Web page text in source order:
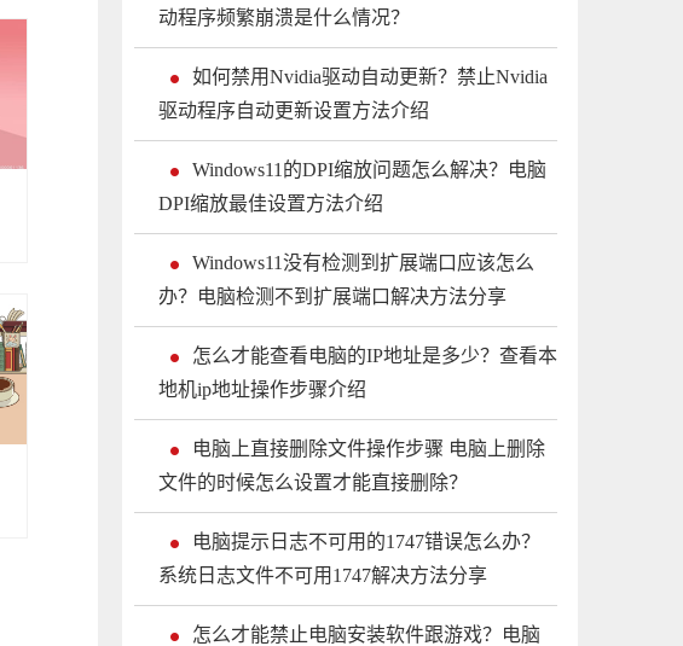
动程序频繁崩溃是什么情况？
如何禁用Nvidia驱动自动更新？禁止Nvidia
驱动程序自动更新设置方法介绍
Windows11的DPI缩放问题怎么解决？电脑
DPI缩放最佳设置方法介绍
Windows11没有检测到扩展端口应该怎么
办？电脑检测不到扩展端口解决方法分享
怎么才能查看电脑的IP地址是多少？查看本
地机ip地址操作步骤介绍
电脑上直接删除文件操作步骤 电脑上删除
文件的时候怎么设置才能直接删除？
电脑提示日志不可用的1747错误怎么办？
系统日志文件不可用1747解决方法分享
怎么才能禁止电脑安装软件跟游戏？电脑